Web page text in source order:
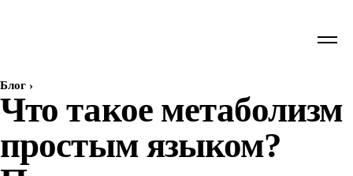
Блог ›
Что такое метаболизм
простым языком?